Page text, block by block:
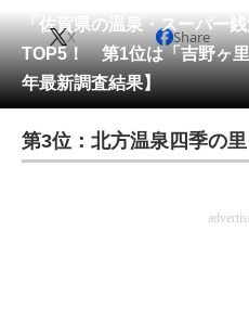
会員記事
メディア
注目記事を集めた総合ページ
ITの今と未来を見通す
「佐賀県の温泉・スーパー
TOP5！ 第1位は「吉野ヶ
年最新調査結果】
X Share
第3位：北方温泉四季の